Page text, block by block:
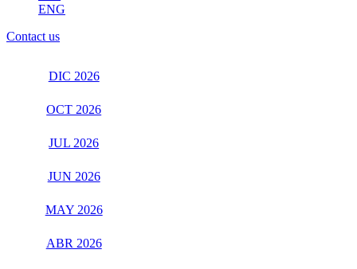
ENG
Contact us
DIC 2026
OCT 2026
JUL 2026
JUN 2026
MAY 2026
ABR 2026